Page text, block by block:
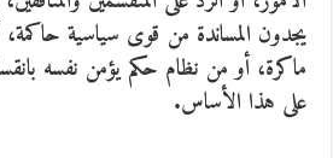
يجدون المساندة من قوى سياسية
ماكرة، أو من نظام حكم يؤمن نفسه
على هذا الأساس.